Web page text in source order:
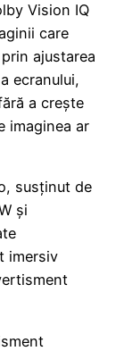
Vision IQ
care
ajustarea
ecranului,
a crește
imaginea ar
susținut de
și
imersiv